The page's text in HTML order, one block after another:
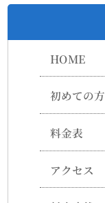
HOME
初めての
料金表
アクセス